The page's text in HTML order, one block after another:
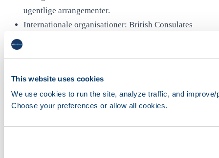
This website uses cookies
We use cookies to run the site, analyze traffic, and
Choose your preferences or allow all cookies.
ugentlige arrangementer.
Internationale organisationer: British Consulates
sprogcafé-arrangementer afholdes ugentligt i Centro
og Soho – fantastisk til at møde både lokale og andre
expats.